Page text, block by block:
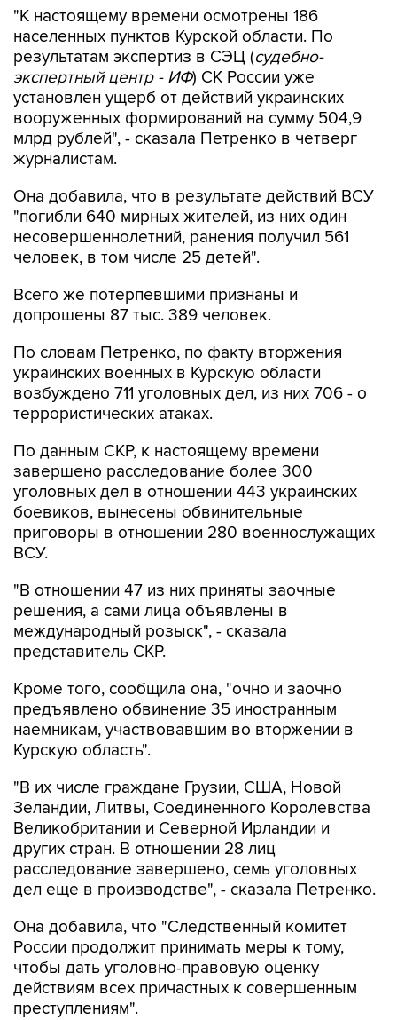
"К настоящему времени осмотрены 186
населенных пунктов Курской области. По
результатам экспертиз в СЭЦ (судебно-
экспертный центр - ИФ) СК России уже
установлен ущерб от действий украинских
вооруженных формирований на сумму 504,9
млрд рублей", - сказала Петренко в четверг
журналистам.
Она добавила, что в результате действий ВСУ
"погибли 640 мирных жителей, из них один
несовершеннолетний, ранения получил 561
человек, в том числе 25 детей".
Всего же потерпевшими признаны и
допрошены 87 тыс. 389 человек.
По словам Петренко, по факту вторжения
украинских военных в Курскую области
возбуждено 711 уголовных дел, из них 706 - о
террористических атаках.
По данным СКР, к настоящему времени
завершено расследование более 300
уголовных дел в отношении 443 украинских
боевиков, вынесены обвинительные
приговоры в отношении 280 военнослужащих
ВСУ.
"В отношении 47 из них приняты заочные
решения, а сами лица объявлены в
международный розыск", - сказала
представитель СКР.
Кроме того, сообщила она, "очно и заочно
предъявлено обвинение 35 иностранным
наемникам, участвовавшим во вторжении в
Курскую область".
"В их числе граждане Грузии, США, Новой
Зеландии, Литвы, Соединенного Королевства
Великобритании и Северной Ирландии и
других стран. В отношении 28 лиц
расследование завершено, семь уголовных
дел еще в производстве", - сказала Петренко.
Она добавила, что "Cледственный комитет
России продолжит принимать меры к тому,
чтобы дать уголовно-правовую оценку
действиям всех причастных к совершенным
преступлениям".